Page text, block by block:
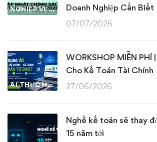
NGHIỆP VỤ KẾ TOÁN & THUẾ
Doanh Nghiệp Cần Biết
07/07/2026
AI THỰC HÀNH
WORKSHOP MIỄN PHÍ
Cho Kế Toán Tài Chính
27/06/2026
Nghề kế toán sẽ thay
15 năm tới